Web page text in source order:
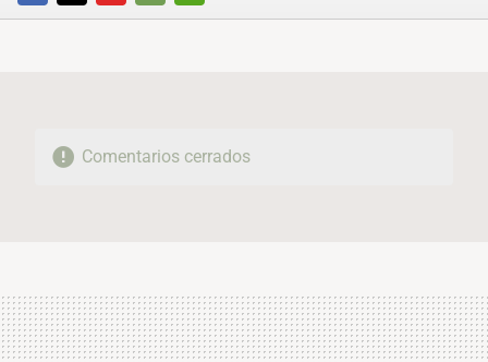
FACEBOOKTWITTERFLIPBOARD
E-
WHATSAPP
Comentarios cerrados